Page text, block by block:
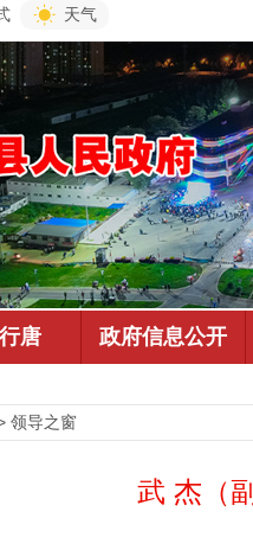
天气
领导之窗
武 杰（